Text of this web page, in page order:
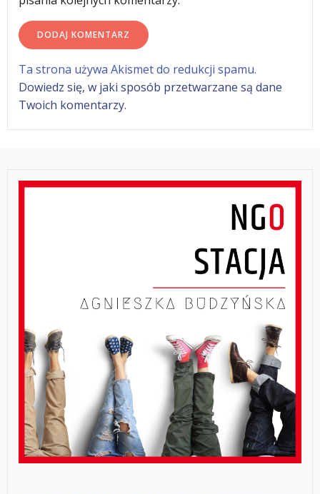
Ta strona używa Akismet do redukcji spamu.
Dowiedz się, w jaki sposób przetwarzane są dane
Twoich komentarzy.